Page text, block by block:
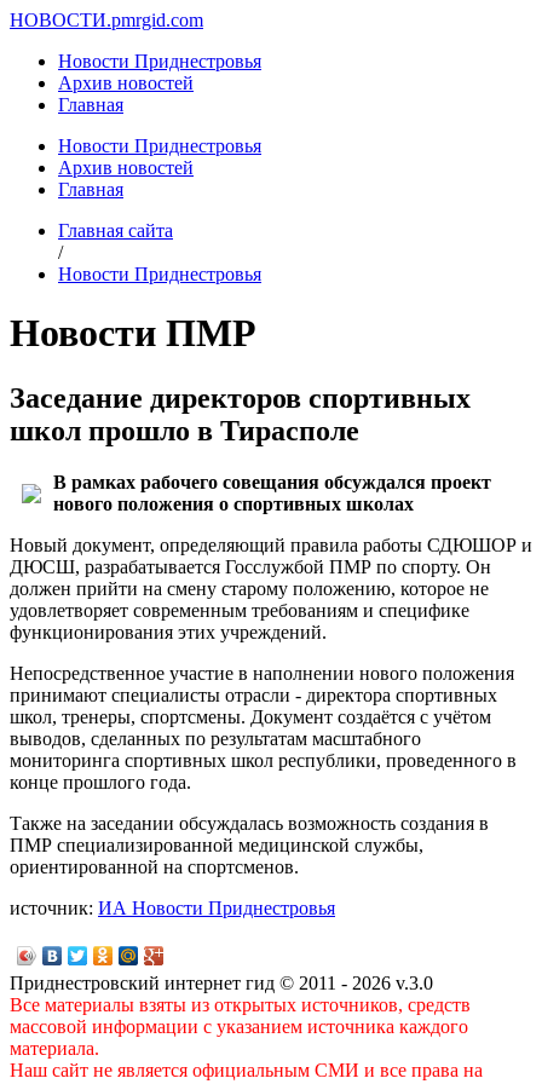
НОВОСТИ.pmrgid.com
Новости Приднестровья
Архив новостей
Главная
Новости Приднестровья
Архив новостей
Главная
Главная сайта
/
Новости Приднестровья
Новости ПМР
Заседание директоров спортивных
школ прошло в Тирасполе
В рамках рабочего совещания обсуждался проект
нового положения о спортивных школах
Новый документ, определяющий правила работы СДЮШОР и
ДЮСШ, разрабатывается Госслужбой ПМР по спорту. Он
должен прийти на смену старому положению, которое не
удовлетворяет современным требованиям и специфике
функционирования этих учреждений.
Непосредственное участие в наполнении нового положения
принимают специалисты отрасли - директора спортивных
школ, тренеры, спортсмены. Документ создаётся с учётом
выводов, сделанных по результатам масштабного
мониторинга спортивных школ республики, проведенного в
конце прошлого года.
Также на заседании обсуждалась возможность создания в
ПМР специализированной медицинской службы,
ориентированной на спортсменов.
источник: ИА Новости Приднестровья
Приднестровский интернет гид © 2011 - 2026 v.3.0
Все материалы взяты из открытых источников, средств
массовой информации с указанием источника каждого
материала.
Наш сайт не является официальным СМИ и все права на